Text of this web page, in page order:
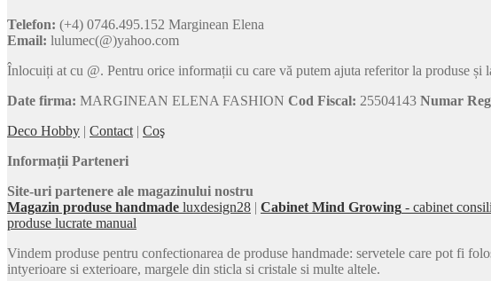
Telefon: (+4) 0746.495.152 Marginean Elena
Email: lulumec(@)yahoo.com
Înlocuiți at cu @. Pentru orice informații cu care vă putem ajuta referitor la produse și
Date firma: MARGINEAN ELENA FASHION Cod Fiscal: 25504143 Numar
Deco Hobby | Contact | Coş
Informații Parteneri
Site-uri partenere ale magazinului nostru
Magazin produse handmade luxdesign28 | Cabinet Mind Growing - cabinet
produse lucrate manual
Vindem produse pentru confectionarea de produse handmade: servetele care pot fi
intyerioare si exterioare, margele din sticla si cristale si multe altele.